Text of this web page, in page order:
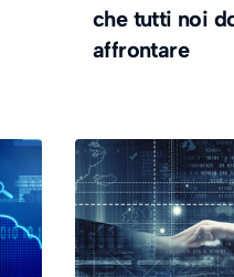
che tutti noi
affrontare